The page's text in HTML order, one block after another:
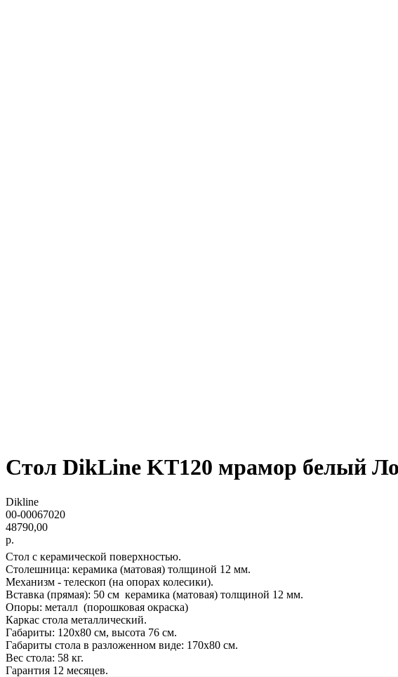
Стол DikLine KT120 мрамор белый
Dikline
00-00067020
48790,00
р.
Стол с керамической поверхностью.
Столешница: керамика (матовая) толщиной 12 мм.
Механизм - телескоп (на опорах колесики).
Вставка (прямая): 50 см керамика
Опоры: металл (порошковая окраска)
Каркас стола металлический.
Габариты: 120х80 см, высота 76 см.
Габариты стола в разложенном виде: 170х80 см.
Вес стола: 58 кг.
Гарантия 12 месяцев.